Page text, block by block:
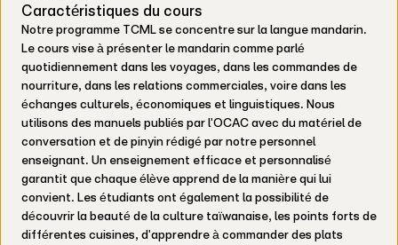
Caractéristiques du cours
Notre programme TCML se concentre sur la langue mandarin.
Le cours vise à présenter le mandarin comme parlé
quotidiennement dans les voyages, dans les commandes de
nourriture, dans les relations commerciales, voire dans les
échanges culturels, économiques et linguistiques. Nous
utilisons des manuels publiés par l'OCAC avec du matériel de
conversation et de pinyin rédigé par notre personnel
enseignant. Un enseignement efficace et personnalisé
garantit que chaque élève apprend de la manière qui lui
convient. Les étudiants ont également la possibilité de
découvrir la beauté de la culture taïwanaise, les points forts de
différentes cuisines, d'apprendre à commander des plats